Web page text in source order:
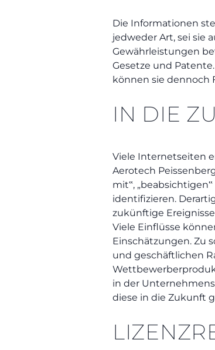
Die Informationen
jedweder Art, sei sie
Gewährleistungen
Gesetze und
können sie dennoch
IN DIE
Viele Internetseiten
Aerotech
mit‟,
identifizieren.
zukünftige
Viele Einflüsse
Einschätzungen. Zu
und geschäftlichen
in der
diese in die Zukunft